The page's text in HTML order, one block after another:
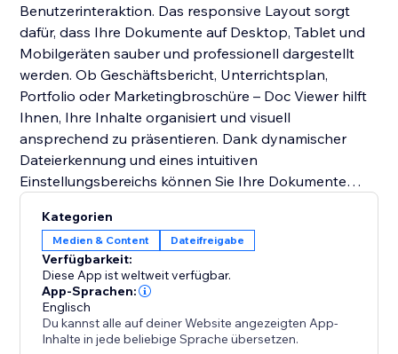
Benutzerinteraktion. Das responsive Layout sorgt
dafür, dass Ihre Dokumente auf Desktop, Tablet und
Mobilgeräten sauber und professionell dargestellt
werden. Ob Geschäftsbericht, Unterrichtsplan,
Portfolio oder Marketingbroschüre – Doc Viewer hilft
Ihnen, Ihre Inhalte organisiert und visuell
ansprechend zu präsentieren. Dank dynamischer
Dateierkennung und eines intuitiven
Einstellungsbereichs können Sie Ihre Dokumente
Kategorien
Medien & Content Dateifreigabe
Verfügbarkeit:
Diese App ist weltweit verfügbar.
App-Sprachen:
Englisch
Du kannst alle auf deiner Website angezeigten App-
Inhalte in jede beliebige Sprache übersetzen.